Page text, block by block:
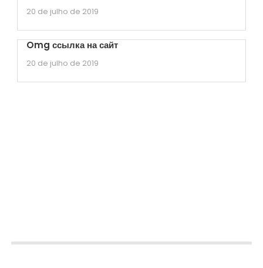
20 de julho de 2019
Omg ссылка на сайт
20 de julho de 2019